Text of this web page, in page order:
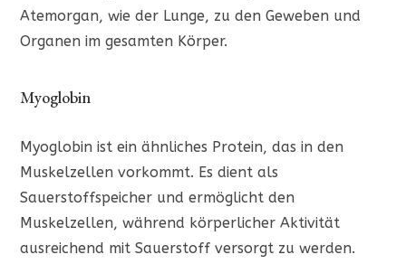
Atemorgan, wie der Lunge, zu den Geweben und
Organen im gesamten Körper.
Myoglobin
Myoglobin ist ein ähnliches Protein, das in den
Muskelzellen vorkommt. Es dient als
Sauerstoffspeicher und ermöglicht den
Muskelzellen, während körperlicher Aktivität
ausreichend mit Sauerstoff versorgt zu werden.